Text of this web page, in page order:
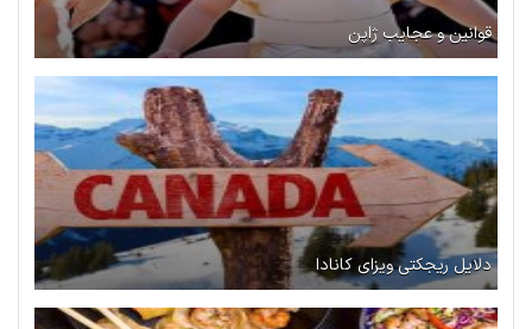
قوانین و عجایب ژاپن
دلایل ریجکتی ویزای کانادا